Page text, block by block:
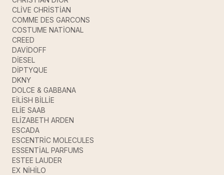
CLİVE CHRİSTİAN
COMME DES GARCONS
COSTUME NATİONAL
CREED
DAVİDOFF
DİESEL
DİPTYQUE
DKNY
DOLCE & GABBANA
EİLİSH BİLLİE
ELİE SAAB
ELİZABETH ARDEN
ESCADA
ESCENTRİC MOLECULES
ESSENTİAL PARFUMS
ESTEE LAUDER
EX NİHİLO